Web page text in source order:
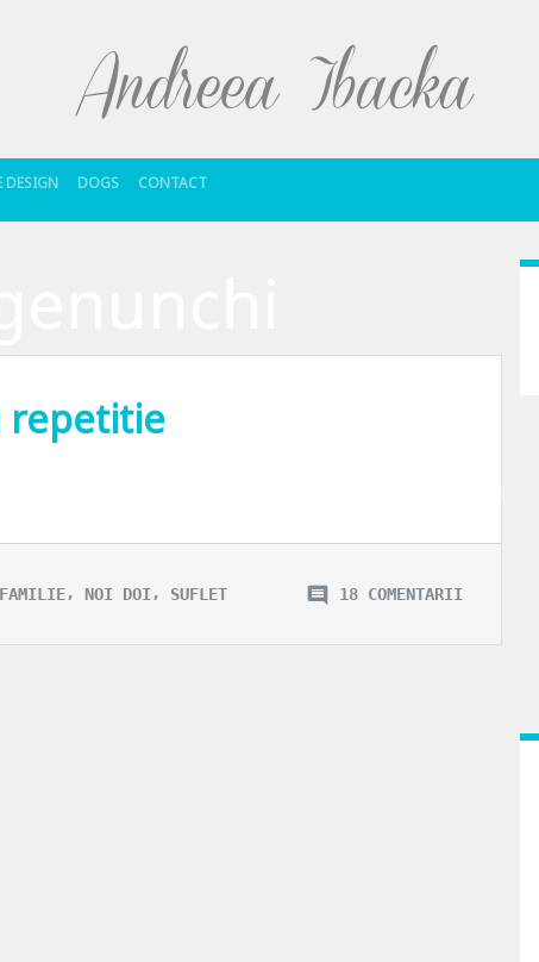
DESIGN DOGS CONTACT
repetitie
un film de dragoste. Un film din ala de fete, daca ma intelegi. Ceea ce
FAMILIE, NOI DOI, SUFLET 18 COMENTARII